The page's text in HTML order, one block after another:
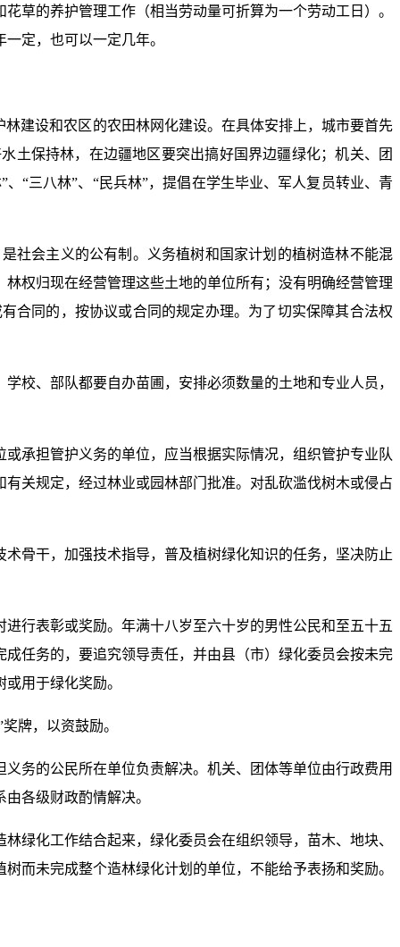
草的养护管理工作（相当劳动量可折算为一个劳动工日）。
定，也可以一定几年。
建设和农区的农田林网化建设。在具体安排上，城市要首先
土保持林，在边疆地区要突出搞好国界边疆绿化；机关、团
“三八林”、“民兵林”，提倡在学生毕业、军人复员转业、青
社会主义的公有制。义务植树和国家计划的植树造林不能混
权归现在经营管理这些土地的单位所有；没有明确经营管理
合同的，按协议或合同的规定办理。为了切实保障其合法权
校、部队都要自办苗圃，安排必须数量的土地和专业人员，
承担管护义务的单位，应当根据实际情况，组织管护专业队
关规定，经过林业或园林部门批准。对乱砍滥伐树木或侵占
骨干，加强技术指导，普及植树绿化知识的任务，坚决防止
行表彰或奖励。年满十八岁至六十岁的男性公民和至五十五
任务的，要追究领导责任，并由县（市）绿化委员会按未完
或用于绿化奖励。
牌，以资鼓励。
务的公民所在单位负责解决。机关、团体等单位由行政费用
各级财政酌情解决。
绿化工作结合起来，绿化委员会在组织领导，苗木、地块、
而未完成整个造林绿化计划的单位，不能给予表扬和奖励。